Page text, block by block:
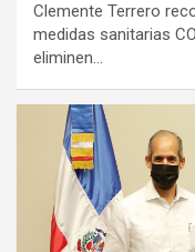
Clemente Terrero
medidas sanitarias
eliminen…